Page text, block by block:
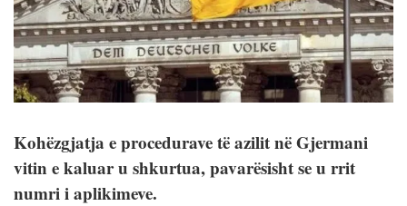
Kohëzgjatja e procedurave të azilit në Gjermani
vitin e kaluar u shkurtua, pavarësisht se u rrit
numri i aplikimeve.